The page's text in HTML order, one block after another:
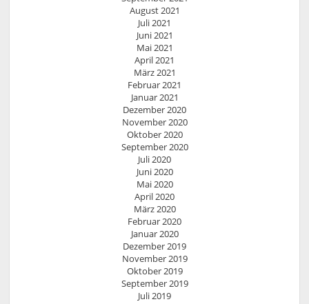
August 2021
Juli 2021
Juni 2021
Mai 2021
April 2021
März 2021
Februar 2021
Januar 2021
Dezember 2020
November 2020
Oktober 2020
September 2020
Juli 2020
Juni 2020
Mai 2020
April 2020
März 2020
Februar 2020
Januar 2020
Dezember 2019
November 2019
Oktober 2019
September 2019
Juli 2019